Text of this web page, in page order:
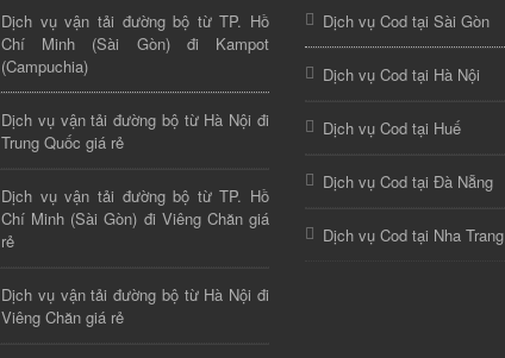
Dịch vụ vận tải đường bộ từ TP. Hồ
Chí Minh (Sài Gòn) đi Kampot
(Campuchia)
Dịch vụ vận tải đường bộ từ Hà Nội đi
Trung Quốc giá rẻ
Dịch vụ vận tải đường bộ từ TP. Hồ
Chí Minh (Sài Gòn) đi Viêng Chăn giá
rẻ
Dịch vụ vận tải đường bộ từ Hà Nội đi
Viêng Chăn giá rẻ
Dịch vụ Cod tại Sài Gòn
Dịch vụ Cod tại Hà Nội
Dịch vụ Cod tại Huế
Dịch vụ Cod tại Đà Nẵng
Dịch vụ Cod tại Nha Trang